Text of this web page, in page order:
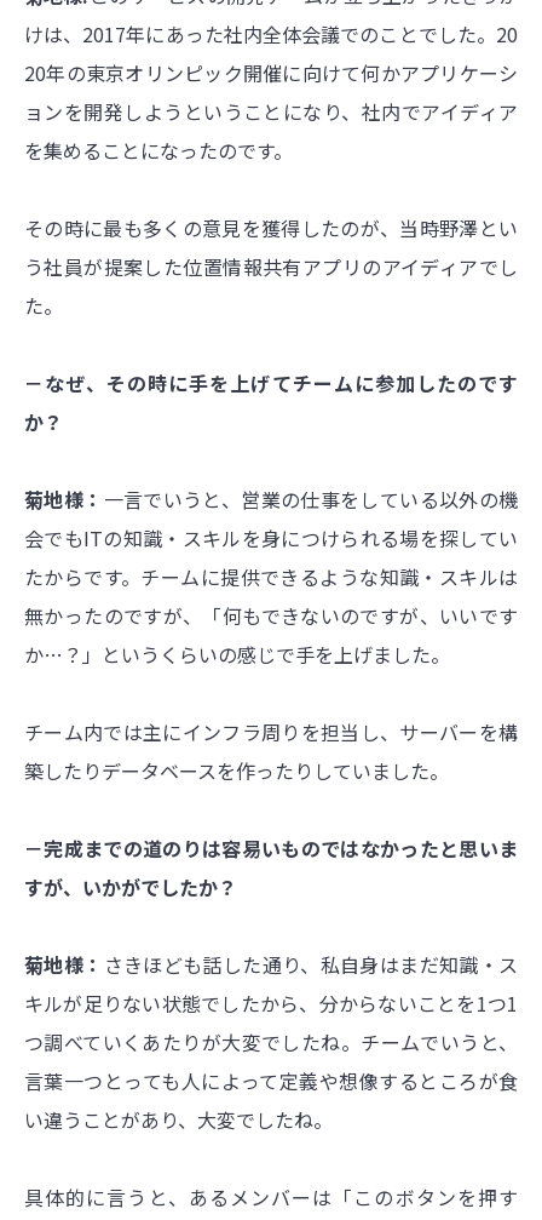
けは、2017年にあった社内全体会議でのことでした。20
20年の東京オリンピック開催に向けて何かアプリケーシ
ョンを開発しようということになり、社内でアイディア
を集めることになったのです。
その時に最も多くの意見を獲得したのが、当時野澤とい
う社員が提案した位置情報共有アプリのアイディアでし
た。
－なぜ、その時に手を上げてチームに参加したのです
か？
菊地様： 一言でいうと、営業の仕事をしている以外の機
会でもITの知識・スキルを身につけられる場を探してい
たからです。チームに提供できるような知識・スキルは
無かったのですが、「何もできないのですが、いいです
か…？」というくらいの感じで手を上げました。
チーム内では主にインフラ周りを担当し、サーバーを構
築したりデータベースを作ったりしていました。
－完成までの道のりは容易いものではなかったと思いま
すが、いかがでしたか？
菊地様： さきほども話した通り、私自身はまだ知識・ス
キルが足りない状態でしたから、分からないことを1つ1
つ調べていくあたりが大変でしたね。チームでいうと、
言葉一つとっても人によって定義や想像するところが食
い違うことがあり、大変でしたね。
具体的に言うと、あるメンバーは「このボタンを押す